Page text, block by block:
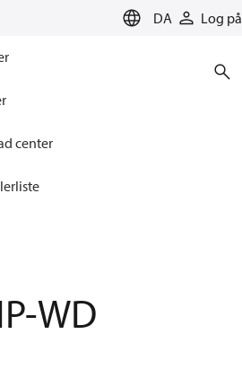
DA Log på
center
Solutions for heating
og fjernkøling
WD